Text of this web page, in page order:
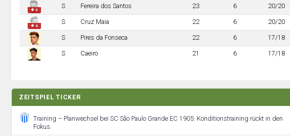
✚ 3
S Fereira dos Santos 23 6 20/20
✚ 4
S Cruz Maia 22 6 20/20
S Pires da Fonseca 22 6 17/18
S Caeiro 21 6 17/18
ZEITSPIEL TICKER
Training – Planwechsel bei SC São Paulo Grande EC 1905: Konditionstraining rückt in den
Fokus.